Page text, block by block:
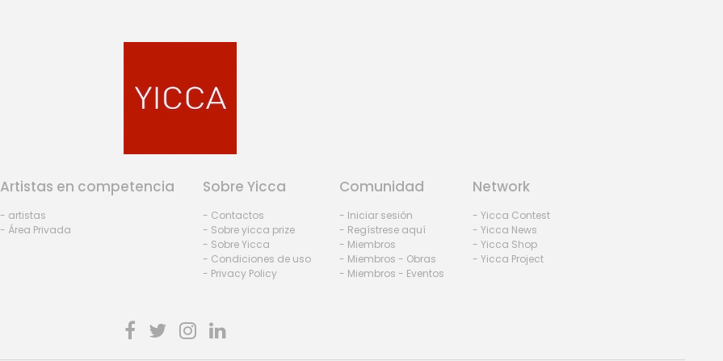
Artistas en competencia
- artistas
- Área Privada
Sobre Yicca
- Contactos
- Sobre yicca prize
- Sobre Yicca
- Condiciones de uso
- Privacy Policy
Comunidad
- Iniciar sesión
- Regístrese aquí
- Miembros
- Miembros - Obras
- Miembros - Eventos
Network
- Yicca Contest
- Yicca News
- Yicca Shop
- Yicca Project